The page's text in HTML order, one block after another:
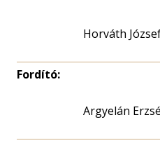
Horváth
Fordító:
Argyelán